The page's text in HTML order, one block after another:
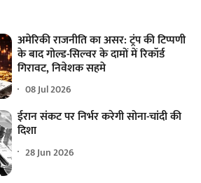
अमेरिकी राजनीति का असर: ट्रंप की टिप्पणी
के बाद गोल्ड-सिल्वर के दामों में रिकॉर्ड
गिरावट, निवेशक सहमे
08 Jul 2026
ईरान संकट पर निर्भर करेगी सोना-चांदी की
दिशा
28 Jun 2026